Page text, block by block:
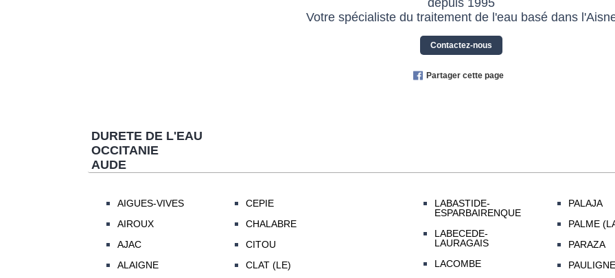
Votre spécialiste du traitement de l'eau basé dans
Contactez-nous
Partager cette page
DURETE DE L'EAU
OCCITANIE
AUDE
AIGUES-VIVES
AIROUX
AJAC
ALAIGNE
CEPIE
CHALABRE
CITOU
CLAT (LE)
LABASTIDE-
ESPARBAIRENQUE
LABECEDE-
LAURAGAIS
LACOMBE
PALAJA
PALME
PARAZA
PAULIGNE